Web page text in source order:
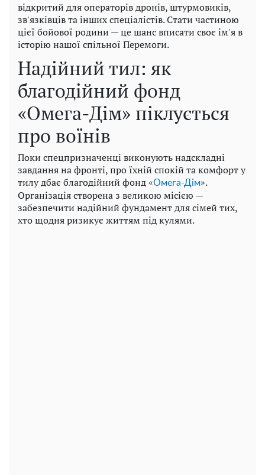
відкритий для операторів дронів, штурмовиків,
зв'язківців та інших спеціалістів. Стати частиною
цієї бойової родини — це шанс вписати своє ім'я в
історію нашої спільної Перемоги.
Надійний тил: як
благодійний фонд
«Омега-Дім» піклується
про воїнів
Поки спецпризначенці виконують надскладні
завдання на фронті, про їхній спокій та комфорт у
тилу дбає благодійний фонд «Омега-Дім».
Організація створена з великою місією —
забезпечити надійний фундамент для сімей тих,
хто щодня ризикує життям під кулями.